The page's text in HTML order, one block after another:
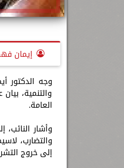
إيمان
وجه الدكتور
والتنمية،
العامة.
وأشار
والتضارب،
إلى خروج